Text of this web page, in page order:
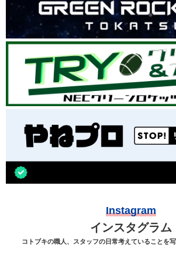
Instagram
インスタグラム
コトブキの職人、スタッフの日常考えていることを